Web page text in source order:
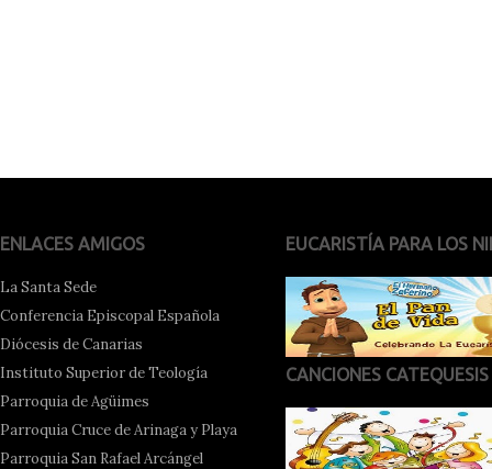
ENLACES AMIGOS
La Santa Sede
Conferencia Episcopal Española
Diócesis de Canarias
Instituto Superior de Teología
Parroquia de Agüimes
Parroquia Cruce de Arinaga y Playa
Parroquia San Rafael Arcángel
EUCARISTÍA PARA LOS
CANCIONES CATEQUESIS